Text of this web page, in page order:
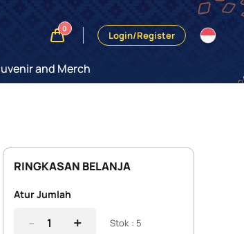
0
Login/Register
and Merch
RINGKASAN BELANJA
Atur Jumlah
- + Stok : 5